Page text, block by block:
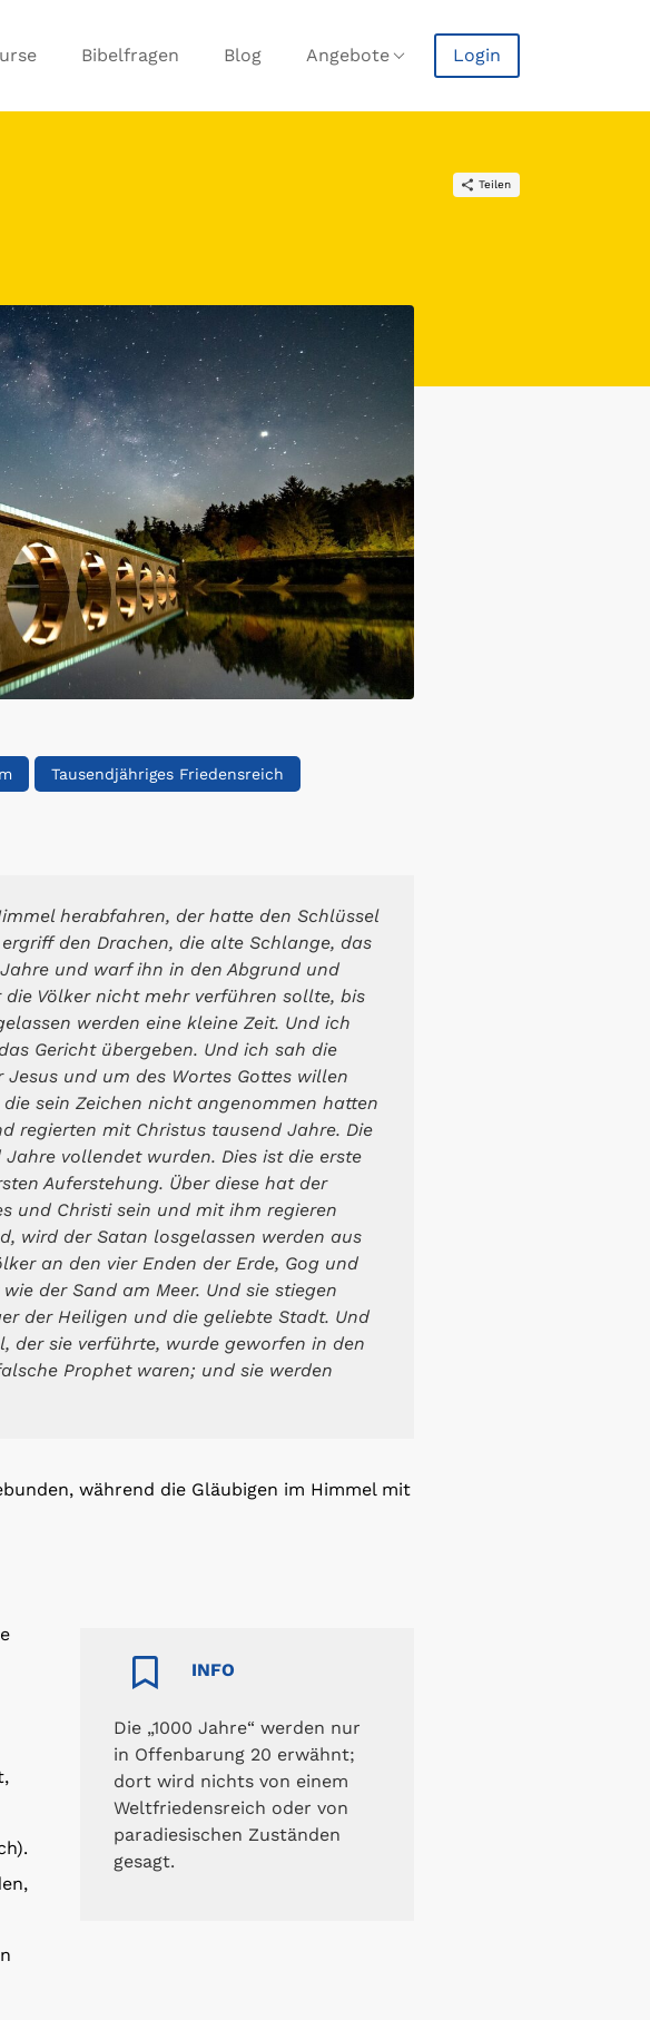
Bibelfragen Blog Angebote Login
Teilen
Tausendjähriges Friedensreich
herabfahren, der hatte den Schlüssel
den Drachen, die alte Schlange, das
und warf ihn in den Abgrund und
Völker nicht mehr verführen sollte, bis
werden eine kleine Zeit. Und ich
Gericht übergeben. Und ich sah die
und um des Wortes Gottes willen
sein Zeichen nicht angenommen hatten
regierten mit Christus tausend Jahre. Die
vollendet wurden. Dies ist die erste
Auferstehung. Über diese hat der
und Christi sein und mit ihm regieren
wird der Satan losgelassen werden aus
an den vier Enden der Erde, Gog und
der Sand am Meer. Und sie stiegen
der Heiligen und die geliebte Stadt. Und
der sie verführte, wurde geworfen in den
Prophet waren; und sie werden
während die Gläubigen im Himmel mit
INFO
Die „1000 Jahre“ werden nur
in Offenbarung 20 erwähnt;
dort wird nichts von einem
Weltfriedensreich oder von
paradiesischen Zuständen
gesagt.